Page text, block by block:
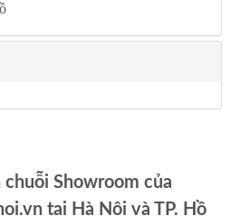
chuỗi Showroom của
tại Hà Nội và TP. Hồ